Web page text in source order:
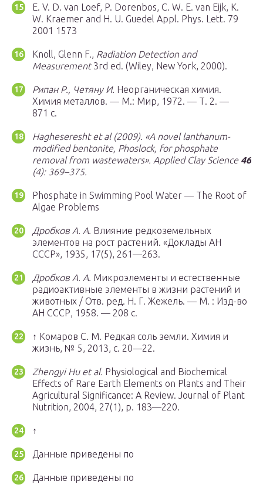
E. V. D. van Loef, P. Dorenbos, C. W. E. van Eijk, K.
W. Kraemer and H. U. Guedel Appl. Phys. Lett. 79
2001 1573
Knoll, Glenn F., Radiation Detection and
Measurement3rd ed. (Wiley, New York, 2000).
Рипан Р., Четяну И. Неорганическая химия.
Химия металлов. — М.: Мир, 1972. — Т. 2. —
871 с.
Hagheseresht et al (2009). «A novel lanthanum-
modified bentonite, Phoslock, for phosphate
removal from wastewaters». Applied Clay Science 46
(4): 369–375.
Phosphate in Swimming Pool Water — The Root of
Algae Problems
Дробков А. А. Влияние редкоземельных
элементов на рост растений. «Доклады АН
СССР», 1935, 17(5), 261—263.
Дробков А. А. Микроэлементы и естественные
радиоактивные элементы в жизни растений и
животных / Отв. ред. Н. Г. Жежель. — М. : Изд-во
АН СССР, 1958. — 208 с.
↑ Комаров С. М. Редкая соль земли. Химия и
жизнь, № 5, 2013, с. 20—22.
Zhengyi Hu et al. Physiological and Biochemical
Effects of Rare Earth Elements on Plants and Their
Agricultural Significance: A Review. Journal оf Plant
Nutrition, 2004, 27(1), p. 183—220.
↑
Данные приведены по
Данные приведены по